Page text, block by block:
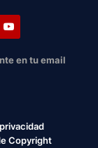
en tu email
Copyright